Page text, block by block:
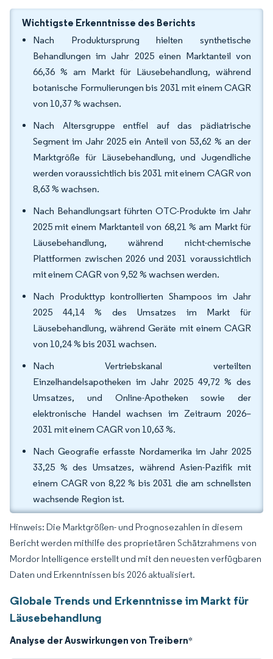
Wichtigste Erkenntnisse des Berichts
Nach Produktursprung hielten synthetische
Behandlungen im Jahr 2025 einen Marktanteil von
66,36 % am Markt für Läusebehandlung, während
botanische Formulierungen bis 2031 mit einem CAGR
von 10,37 % wachsen.
Nach Altersgruppe entfiel auf das pädiatrische
Segment im Jahr 2025 ein Anteil von 53,62 % an der
Marktgröße für Läusebehandlung, und Jugendliche
werden voraussichtlich bis 2031 mit einem CAGR von
8,63 % wachsen.
Nach Behandlungsart führten OTC-Produkte im Jahr
2025 mit einem Marktanteil von 68,21 % am Markt für
Läusebehandlung, während nicht-chemische
Plattformen zwischen 2026 und 2031 voraussichtlich
mit einem CAGR von 9,52 % wachsen werden.
Nach Produkttyp kontrollierten Shampoos im Jahr
2025 44,14 % des Umsatzes im Markt für
Läusebehandlung, während Geräte mit einem CAGR
von 10,24 % bis 2031 wachsen.
Nach Vertriebskanal verteilten
Einzelhandelsapotheken im Jahr 2025 49,72 % des
Umsatzes, und Online-Apotheken sowie der
elektronische Handel wachsen im Zeitraum 2026–
2031 mit einem CAGR von 10,63 %.
Nach Geografie erfasste Nordamerika im Jahr 2025
33,25 % des Umsatzes, während Asien-Pazifik mit
einem CAGR von 8,22 % bis 2031 die am schnellsten
wachsende Region ist.
Hinweis: Die Marktgrößen- und Prognosezahlen in diesem
Bericht werden mithilfe des proprietären Schätzrahmens von
Mordor Intelligence erstellt und mit den neuesten verfügbaren
Daten und Erkenntnissen bis 2026 aktualisiert.
Globale Trends und Erkenntnisse im Markt für
Läusebehandlung
Analyse der Auswirkungen von Treibern*